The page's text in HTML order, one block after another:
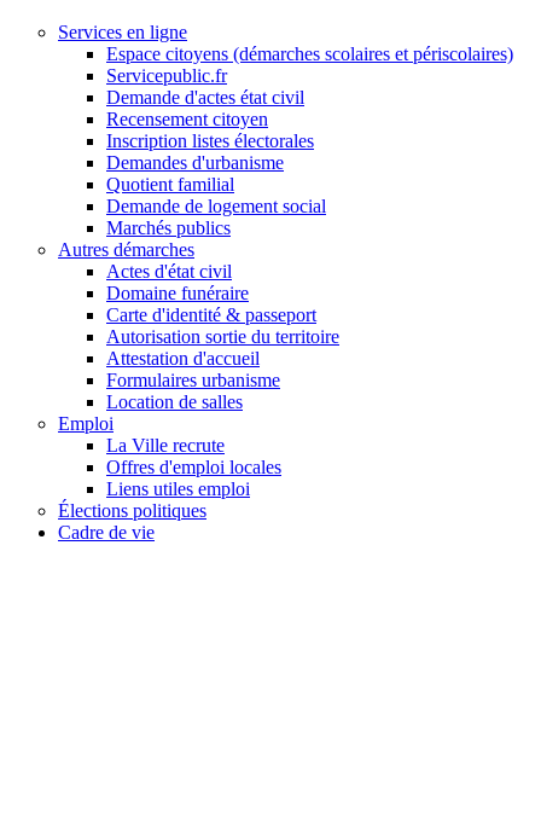
Services en ligne
Espace citoyens (démarches scolaires et périscolaires)
Servicepublic.fr
Demande d'actes état civil
Recensement citoyen
Inscription listes électorales
Demandes d'urbanisme
Quotient familial
Demande de logement social
Marchés publics
Autres démarches
Actes d'état civil
Domaine funéraire
Carte d'identité & passeport
Autorisation sortie du territoire
Attestation d'accueil
Formulaires urbanisme
Location de salles
Emploi
La Ville recrute
Offres d'emploi locales
Liens utiles emploi
Élections politiques
Cadre de vie